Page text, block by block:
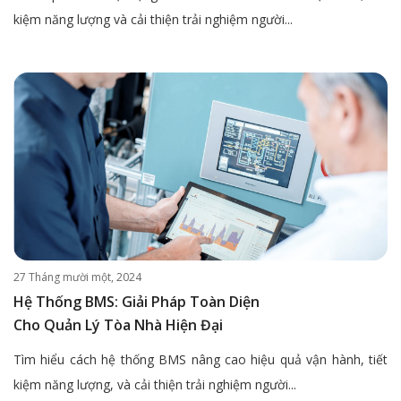
kiệm năng lượng và cải thiện trải nghiệm người...
27 Tháng mười một, 2024
Hệ Thống BMS: Giải Pháp Toàn Diện
Cho Quản Lý Tòa Nhà Hiện Đại
Tìm hiểu cách hệ thống BMS nâng cao hiệu quả vận hành, tiết
kiệm năng lượng, và cải thiện trải nghiệm người...